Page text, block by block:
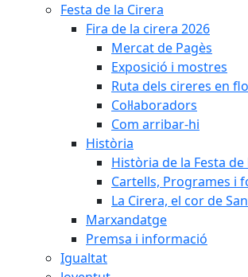
Festa de la Cirera
Fira de la cirera 2026
Mercat de Pagès
Exposició i mostres
Ruta dels cireres en
Col·laboradors
Com arribar-hi
Història
Història de la Festa de
Cartells, Programes i
La Cirera, el cor de
Marxandatge
Premsa i informació
Igualtat